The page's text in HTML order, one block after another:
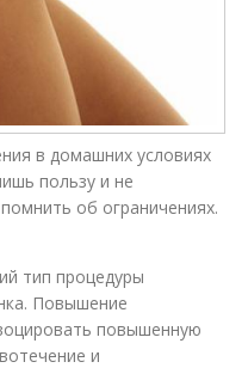
в домашних условиях
пользу и не
об ограничениях.
тип процедуры
Повышение
повышенную
и